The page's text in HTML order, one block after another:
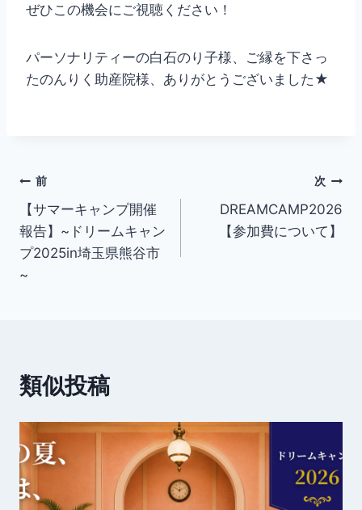
ぜひこの機会にご視聴ください！
パーソナリティーの白石のり子様、ご縁を下さっ
たのんりく助産院様、ありがとうございました★
投
稿
ナ
シ
ョ
ン
前
【サマーキャンプ開催
報告】~ドリームキャン
プ2025in埼玉県熊谷市
~
次
DREAMCAMP2026
【参加費について】
類似投稿